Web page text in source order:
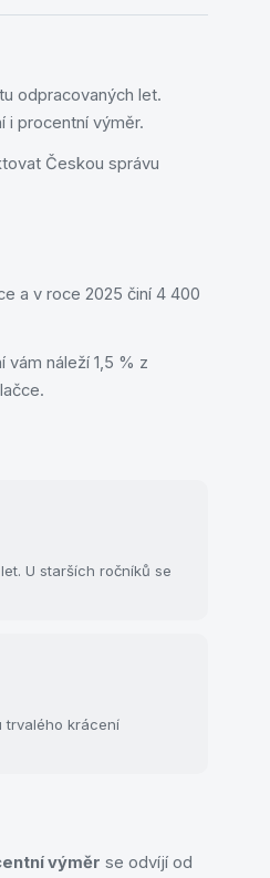
odpracovaných let.
i procentní výměr.
Českou správu
a v roce 2025 činí 4 400
náleží 1,5 % z
U starších ročníků se
trvalého krácení
výměr se odvíjí od